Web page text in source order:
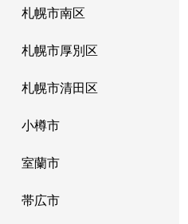
札幌市南区
札幌市厚別区
札幌市清田区
小樽市
室蘭市
帯広市